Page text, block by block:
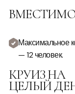
Максимальное
— 12 человек.
КРУИЗ НА
ЦЕЛЫЙ